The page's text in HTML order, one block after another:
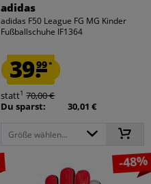
adidas
adidas F50 League FG MG Kinder
Fußballschuhe IF1364
39.99*
statt1 70,00 €
Du sparst:
30,01 €
Größe wählen...
-48%